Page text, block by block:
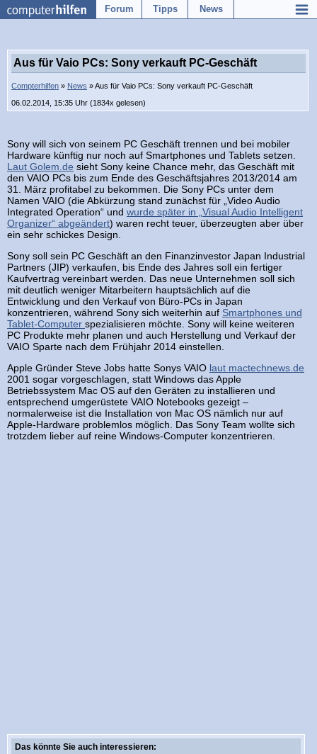
Forum Tipps News
Aus für Vaio PCs: Sony verkauft PC-Geschäft
Compterhilfen » News » Aus für Vaio PCs: Sony verkauft PC-Geschäft
06.02.2014, 15:35 Uhr (1834x gelesen)
Sony will sich von seinem PC Geschäft trennen und bei mobiler
Hardware künftig nur noch auf Smartphones und Tablets setzen.
Laut Golem.de sieht Sony keine Chance mehr, das Geschäft mit
den VAIO PCs bis zum Ende des Geschäftsjahres 2013/2014 am
31. März profitabel zu bekommen. Die Sony PCs unter dem
Namen VAIO (die Abkürzung stand zunächst für „Video Audio
Integrated Operation“ und wurde später in „Visual Audio Intelligent
Organizer“ abgeändert) waren recht teuer, überzeugten aber über
ein sehr schickes Design.
Sony soll sein PC Geschäft an den Finanzinvestor Japan Industrial
Partners (JIP) verkaufen, bis Ende des Jahres soll ein fertiger
Kaufvertrag vereinbart werden. Das neue Unternehmen soll sich
mit deutlich weniger Mitarbeitern hauptsächlich auf die
Entwicklung und den Verkauf von Büro-PCs in Japan
konzentrieren, während Sony sich weiterhin auf Smartphones und
Tablet-Computer spezialisieren möchte. Sony will keine weiteren
PC Produkte mehr planen und auch Herstellung und Verkauf der
VAIO Sparte nach dem Frühjahr 2014 einstellen.
Apple Gründer Steve Jobs hatte Sonys VAIO laut mactechnews.de
2001 sogar vorgeschlagen, statt Windows das Apple
Betriebssystem Mac OS auf den Geräten zu installieren und
entsprechend umgerüstete VAIO Notebooks gezeigt –
normalerweise ist die Installation von Mac OS nämlich nur auf
Apple-Hardware problemlos möglich. Das Sony Team wollte sich
trotzdem lieber auf reine Windows-Computer konzentrieren.
Das könnte Sie auch interessieren: